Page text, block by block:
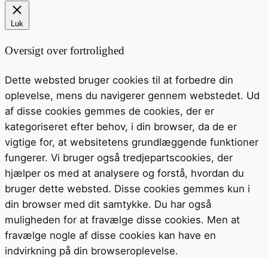
Luk
Oversigt over fortrolighed
Dette websted bruger cookies til at forbedre din
oplevelse, mens du navigerer gennem webstedet. Ud
af disse cookies gemmes de cookies, der er
kategoriseret efter behov, i din browser, da de er
vigtige for, at websitetens grundlæggende funktioner
fungerer. Vi bruger også tredjepartscookies, der
hjælper os med at analysere og forstå, hvordan du
bruger dette websted. Disse cookies gemmes kun i
din browser med dit samtykke. Du har også
muligheden for at fravælge disse cookies. Men at
fravælge nogle af disse cookies kan have en
indvirkning på din browseroplevelse.